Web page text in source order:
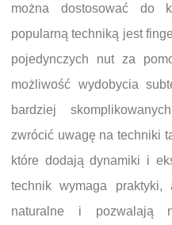
można dostosować do
popularną techniką jest
pojedynczych nut za
możliwość wydobycia
bardziej
zwrócić uwagę na techniki
które dodają dynamiki i
technik wymaga
naturalne i pozwalają